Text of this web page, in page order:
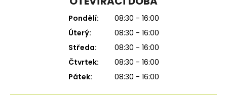
Pondělí:
08:30 - 16:00
Úterý:
08:30 - 16:00
Středa:
08:30 - 16:00
Čtvrtek:
08:30 - 16:00
Pátek:
08:30 - 16:00